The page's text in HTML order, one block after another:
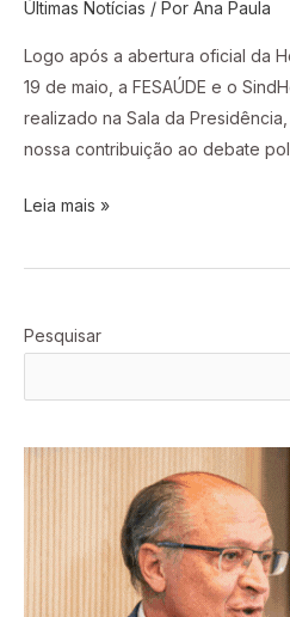
Últimas Notícias / Por Ana Paula
Logo após a abertura oficial da
19 de maio, a FESAÚDE e o
realizado na Sala da
nossa contribuição ao debate
Leia mais »
Pesquisar